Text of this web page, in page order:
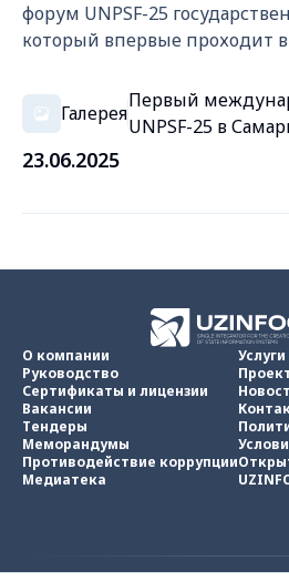
форум UNPSF-25
который впервые проходит
Галерея
Первый
UNPSF-25 в
23.06.2025
О компании
Руководство
Сертификаты и лицензии
Вакансии
Тендеры
Меморандумы
Противодействие коррупции
Медиатека
Услуги